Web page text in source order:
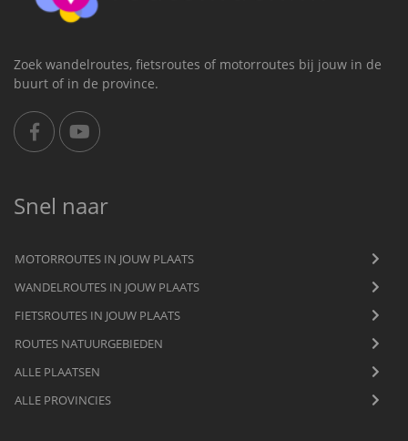
Zoek wandelroutes, fietsroutes of motorroutes bij jouw in de
buurt of in de province.
Snel naar
MOTORROUTES IN JOUW PLAATS
WANDELROUTES IN JOUW PLAATS
FIETSROUTES IN JOUW PLAATS
ROUTES NATUURGEBIEDEN
ALLE PLAATSEN
ALLE PROVINCIES